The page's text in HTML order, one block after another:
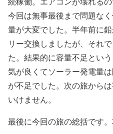
続稼働。エアコンが壊れる
今回は無事最後まで問題な
量が大変でした。半年前に
リー交換しましたが、それ
た。結果的に容量不足とい
気が良くてソーラー発電量
が不足でした。次の旅から
いけません。
最後に今回の旅の総括です